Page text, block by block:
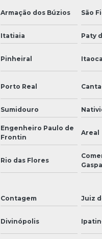
Armação dos Búzios São
Itatiaia Paty
Pinheiral
Porto Real
Sumidouro
Engenheiro Paulo de
Frontin
Areal
Rio das Flores
Contagem Juiz
Divinópolis